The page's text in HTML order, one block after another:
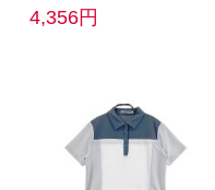
4,356円